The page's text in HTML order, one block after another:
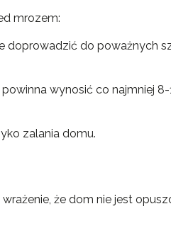
mrozem:
doprowadzić do poważnych
wynosić co najmniej
zalania domu.
że dom nie jest